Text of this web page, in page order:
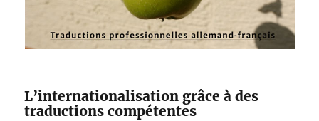
L’internationalisation grâce à des
traductions compétentes